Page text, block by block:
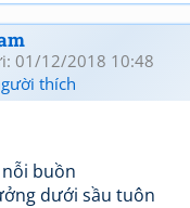
01/12/2018 10:48
thích
buồn
dưới sầu tuôn